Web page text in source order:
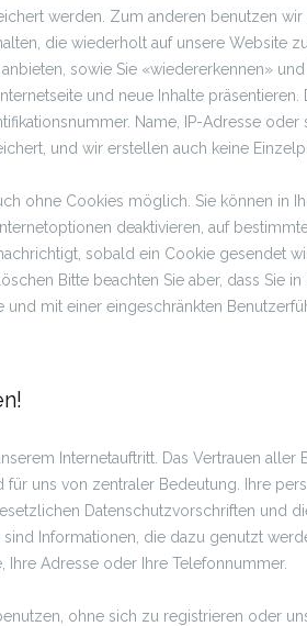
werden. Zum anderen benutzen
die wiederholt auf unsere Website
sowie Sie «wiedererkennen»
und neue Inhalte präsentieren.
Name, IP-Adresse
und wir erstellen auch keine
ohne Cookies möglich. Sie können in
deaktivieren, auf
sobald ein Cookie gesendet
Bitte beachten Sie aber, dass Sie
mit einer eingeschränkten
Internetauftritt. Das Vertrauen aller
für uns von zentraler Bedeutung. Ihre
Datenschutzvorschriften und
Informationen, die dazu genutzt
Ihre Adresse oder Ihre Telefonnummer.
ohne sich zu registrieren oder